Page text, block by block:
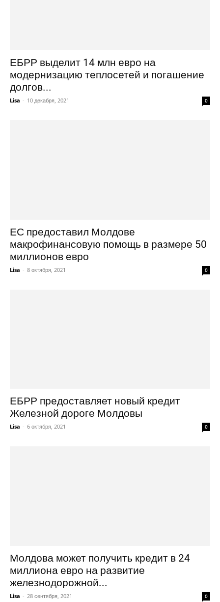
ЕБРР выделит 14 млн евро на
модернизацию теплосетей и погашение
долгов...
Lisa - 10 декабря, 2021 0
ЕС предоставил Молдове
макрофинансовую помощь в размере 50
миллионов евро
Lisa - 8 октября, 2021 0
ЕБРР предоставляет новый кредит
Железной дороге Молдовы
Lisa - 6 октября, 2021 0
Молдова может получить кредит в 24
миллиона евро на развитие
железнодорожной...
Lisa - 28 сентября, 2021 0